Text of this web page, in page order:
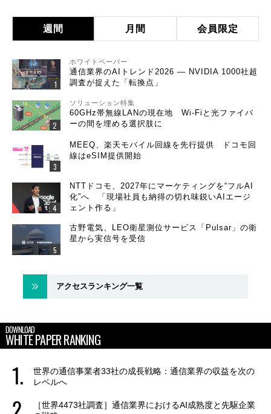
週間 月間 会員限定
ホワイトペーパー
通信業界のAIトレンド2026 ― NVIDIA 1000社超
調査が捉えた「転換点」
ソリューション特集
60GHz帯無線LANの現在地 Wi-Fiと光ファイバ
ーの間を埋める選択肢に
MEEQ、楽天モバイル回線を先行提供 ドコモ回
線はeSIM提供開始
NTTドコモ、2027年にマーケティングを“フルAI
化”へ 「現場社員も納得の切れ味鋭いAIエージ
ェント作る」
古野電気、LEO衛星測位サービス「Pulsar」の衛
星から実信号を受信
アクセスランキング一覧
DOWNLOAD
WHITE PAPER RANKING
世界の通信事業者33社の成長戦略：通信業界の収益を次の
レベルへ
［世界4473社調査］通信業界におけるAI成熟度と先駆企業